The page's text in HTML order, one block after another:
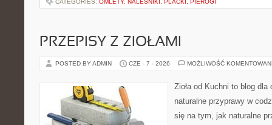
CATEGORIES: OMLETY, NALEŚNIKI, PLACKI, PIEROGI
PRZEPISY Z ZIOŁAMI
POSTED BY ADMIN CZE - 7 - 2026 MOŻLIWOŚĆ
Zioła od Kuchni to blog dla
naturalne przyprawy w
się na tym, jak naturalne